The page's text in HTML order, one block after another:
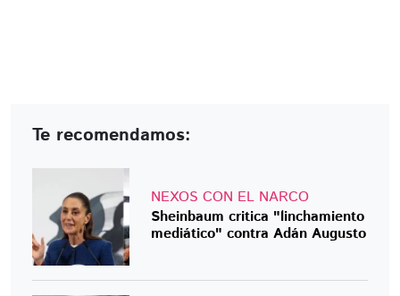
Te recomendamos:
NEXOS CON EL NARCO
Sheinbaum critica "linchamiento
mediático" contra Adán Augusto